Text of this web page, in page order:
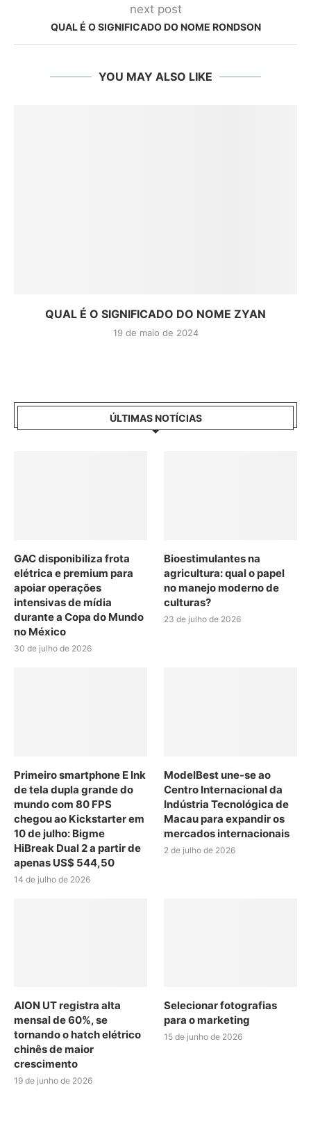
next post
QUAL É O SIGNIFICADO DO NOME RONDSON
YOU MAY ALSO LIKE
QUAL É O SIGNIFICADO DO NOME ZYAN
19 de maio de 2024
ÚLTIMAS NOTÍCIAS
GAC disponibiliza frota
elétrica e premium para
apoiar operações
intensivas de mídia
durante a Copa do Mundo
no México
30 de julho de 2026
Bioestimulantes na
agricultura: qual o papel
no manejo moderno de
culturas?
23 de julho de 2026
Primeiro smartphone E Ink
de tela dupla grande do
mundo com 80 FPS
chegou ao Kickstarter em
10 de julho: Bigme
HiBreak Dual 2 a partir de
apenas US$ 544,50
14 de julho de 2026
ModelBest une-se ao
Centro Internacional da
Indústria Tecnológica de
Macau para expandir os
mercados internacionais
2 de julho de 2026
AION UT registra alta
mensal de 60%, se
tornando o hatch elétrico
chinês de maior
crescimento
19 de junho de 2026
Selecionar fotografias
para o marketing
15 de junho de 2026